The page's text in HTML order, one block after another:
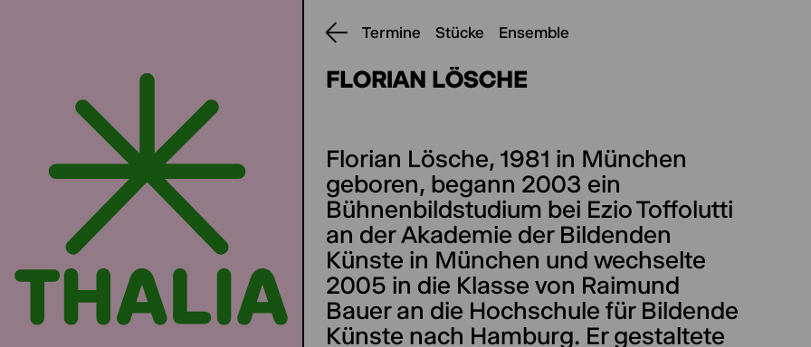
Termine Stücke Ensemble
FLORIAN LÖSCHE
Florian Lösche, 1981 in München
geboren, begann 2003 ein
Bühnenbildstudium bei Ezio Toffolutti
an der Akademie der Bildenden
Künste in München und wechselte
2005 in die Klasse von Raimund
Bauer an die Hochschule für Bildende
Künste nach Hamburg. Er gestaltete